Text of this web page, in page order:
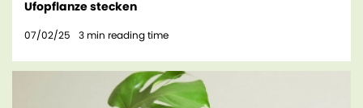
Ufopflanze stecken
07/02/25 3 min reading time